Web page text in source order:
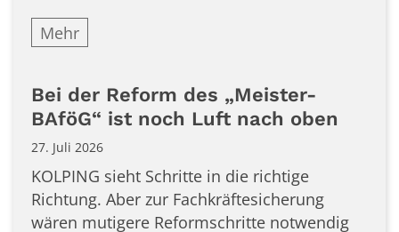
Mehr
Bei der Reform des „Meister-
BAföG“ ist noch Luft nach oben
27. Juli 2026
KOLPING sieht Schritte in die richtige
Richtung. Aber zur Fachkräftesicherung
wären mutigere Reformschritte notwendig